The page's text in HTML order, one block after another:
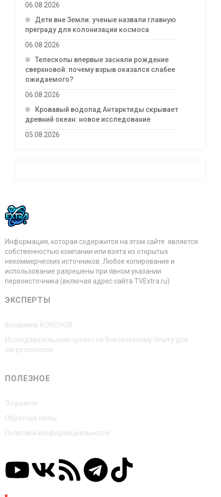
06.08.2026
Дети вне Земли: ученые назвали главную
преграду для колонизации космоса
06.08.2026
Телескопы впервые засняли рождение
сверхновой: почему взрыв оказался слабее
ожидаемого?
06.08.2026
Кровавый водопад Антарктиды скрывает
древний океан: новое исследование
05.08.2026
Информация, которая содержится на этом сайте является
собственностью компании или взята из открытых
некоммерческих источников. Любое копирование и
использование разрешены при явном указании
первоисточника (включая адрес сайта TVExtra.ru)
ЭКСПЕРТЫ
Владимир КОНОНОВ
Исследовательский проект по Внетелесному Опыту для
регрессологов
ПОЛЕЗНОЕ
О проекте
Обратная связь
Политика конфиденциальности